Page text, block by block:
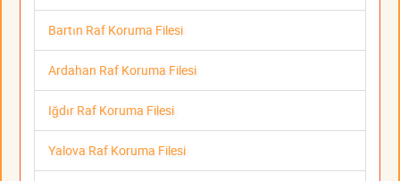
Bartın Raf Koruma Filesi
Ardahan Raf Koruma Filesi
Iğdır Raf Koruma Filesi
Yalova Raf Koruma Filesi